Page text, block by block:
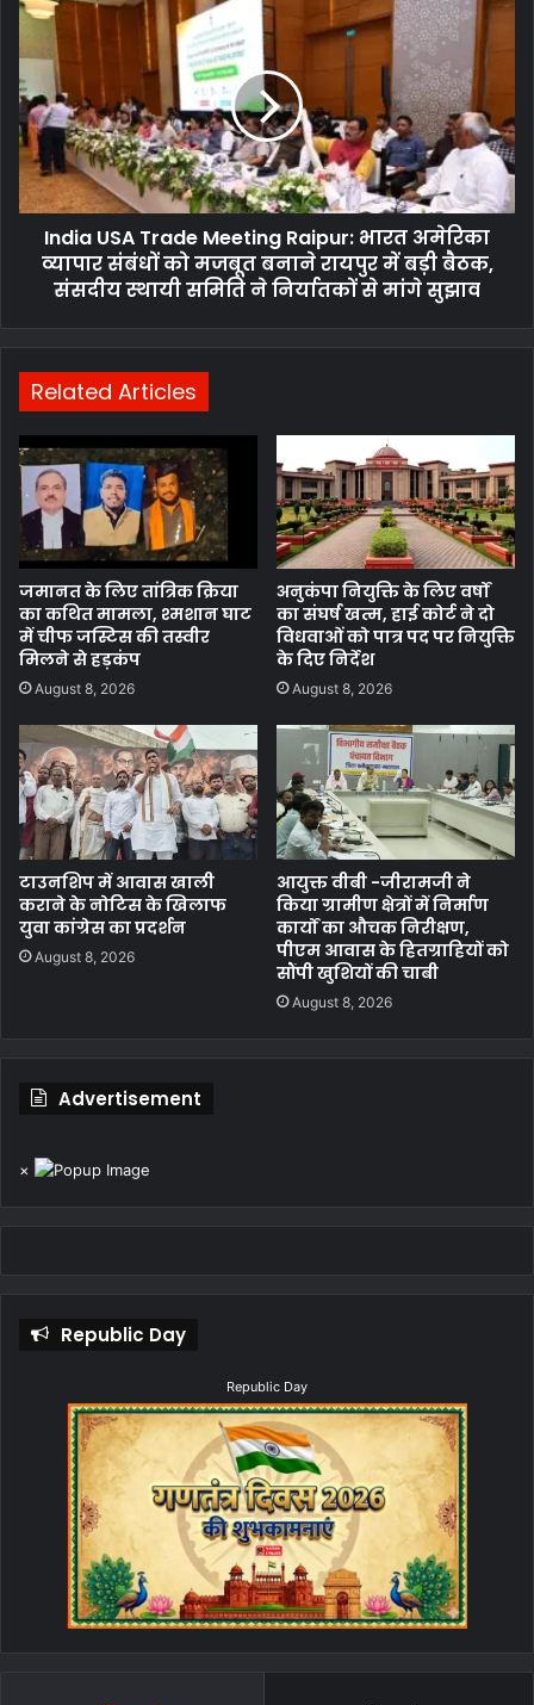
आयुक्त
सिंह
का
कार्यकाल
बढ़ा,
सरकार
जारी
आदेश
India
Trade
Meeting
Raipur:
भारत
अमेरिका
व्यापार
संबंधों
मजबूत
बैठक,
संसदीय
स्थायी
समिति
ने
निर्यातकों
मांगे
सुझाव
India USA Trade Meeting Raipur: भारत अमेरिका
व्यापार संबंधों को मजबूत बनाने रायपुर में बड़ी बैठक,
संसदीय स्थायी समिति ने निर्यातकों से मांगे सुझाव
Related Articles
जमानत के लिए तांत्रिक क्रिया
का कथित मामला, श्मशान घाट
में चीफ जस्टिस की तस्वीर
मिलने से हड़कंप
August 8, 2026
अनुकंपा नियुक्ति के लिए वर्षों
का संघर्ष खत्म, हाई कोर्ट ने दो
विधवाओं को पात्र पद पर नियुक्ति
के दिए निर्देश
August 8, 2026
टाउनशिप में आवास खाली
कराने के नोटिस के खिलाफ
युवा कांग्रेस का प्रदर्शन
August 8, 2026
आयुक्त वीबी -जीरामजी ने
किया ग्रामीण क्षेत्रों में निर्माण
कार्यों का औचक निरीक्षण,
पीएम आवास के हितग्राहियों को
सौंपी खुशियों की चाबी
August 8, 2026
Advertisement
×
Republic Day
Republic Day